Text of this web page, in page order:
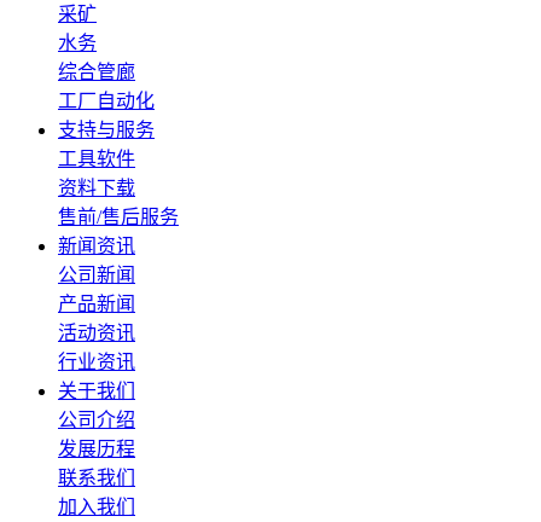
采矿
水务
综合管廊
工厂自动化
支持与服务
工具软件
资料下载
售前/售后服务
新闻资讯
公司新闻
产品新闻
活动资讯
行业资讯
关于我们
公司介绍
发展历程
联系我们
加入我们